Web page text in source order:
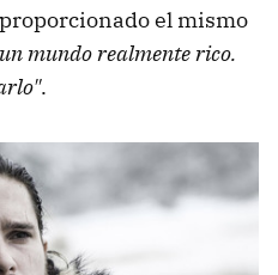
el mismo
mundo realmente rico.
.